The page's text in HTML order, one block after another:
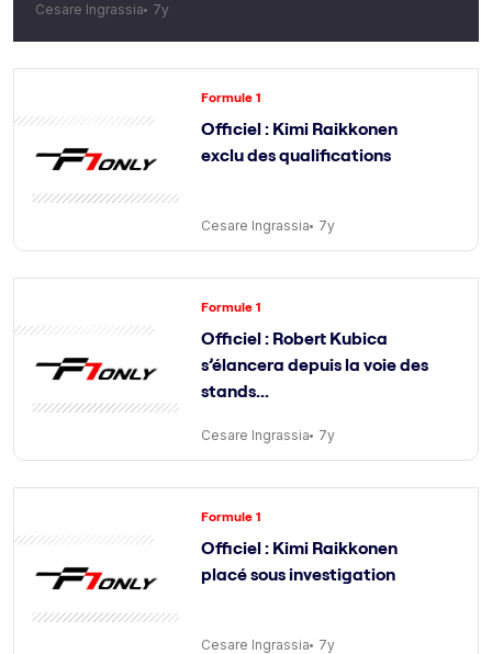
Cesare Ingrassia 7y
Formule 1
Officiel : Kimi Raikkonen
exclu des qualifications
Cesare Ingrassia 7y
Formule 1
Officiel : Robert Kubica
s’élancera depuis la voie des
stands...
Cesare Ingrassia 7y
Formule 1
Officiel : Kimi Raikkonen
placé sous investigation
Cesare Ingrassia 7y